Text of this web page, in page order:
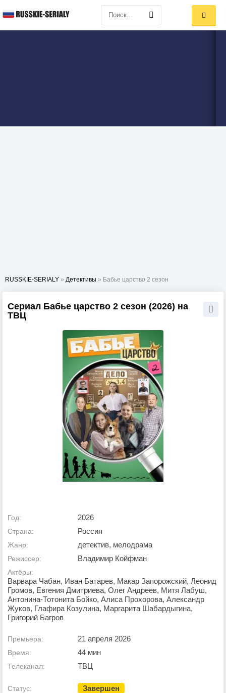
RUSSKIE-SERIALY » Детективы » Бабье царство 2 сезон
Сериал Бабье царство 2 сезон (2026) на
ТВЦ
Год: 2026
Страна: Россия
Жанр: детектив, мелодрама
Режиссер: Владимир Койфман
Актёры:
Варвара Чабан, Иван Батарев, Макар Запорожский, Леонид
Громов, Евгения Дмитриева, Олег Андреев, Митя Лабуш,
Антонина-Тотонита Бойко, Алиса Прохорова, Александр
Жуков, Глафира Козулина, Маргарита Шабардыгина,
Григорий Багров
Премьера: 21 апреля 2026
Время: 44 мин
Телеканал: ТВЦ
Статус: Завершен